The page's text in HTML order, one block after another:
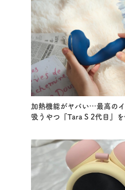
加熱機能がヤバい…最高の
吸うやつ『Tara S 2代目』